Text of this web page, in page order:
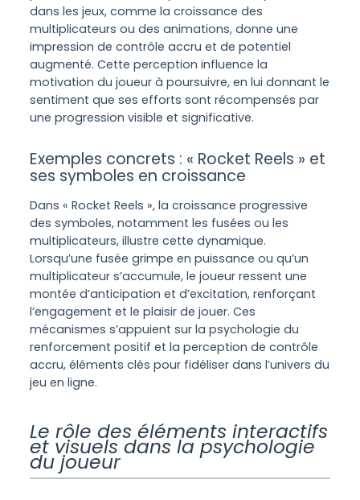
dans les jeux, comme la croissance des
multiplicateurs ou des animations, donne une
impression de contrôle accru et de potentiel
augmenté. Cette perception influence la
motivation du joueur à poursuivre, en lui donnant le
sentiment que ses efforts sont récompensés par
une progression visible et significative.
Exemples concrets : « Rocket Reels » et
ses symboles en croissance
Dans « Rocket Reels », la croissance progressive
des symboles, notamment les fusées ou les
multiplicateurs, illustre cette dynamique.
Lorsqu’une fusée grimpe en puissance ou qu’un
multiplicateur s’accumule, le joueur ressent une
montée d’anticipation et d’excitation, renforçant
l’engagement et le plaisir de jouer. Ces
mécanismes s’appuient sur la psychologie du
renforcement positif et la perception de contrôle
accru, éléments clés pour fidéliser dans l’univers du
jeu en ligne.
Le rôle des éléments interactifs
et visuels dans la psychologie
du joueur